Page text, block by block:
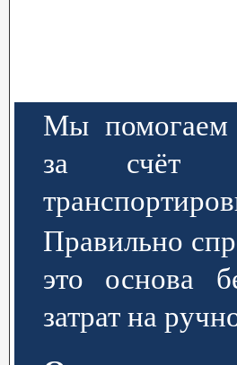
Мы помогаем
за счёт
Правильно
это основа
затрат на